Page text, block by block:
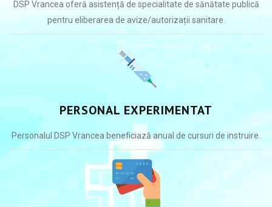
DSP Vrancea oferă asistență de specialitate de sănătate publică
pentru eliberarea de avize/autorizații sanitare.
PERSONAL EXPERIMENTAT
Personalul DSP Vrancea beneficiază anual de cursuri de instruire.